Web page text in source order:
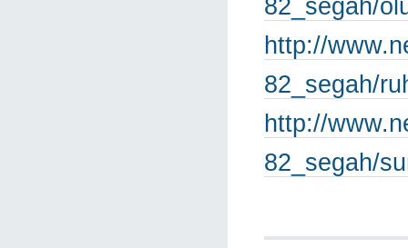
82_segah/
http://
82_segah/
http://
82_segah/